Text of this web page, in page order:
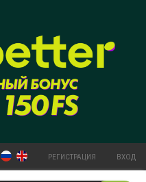
РЕГИСТРАЦИЯ ВХОД